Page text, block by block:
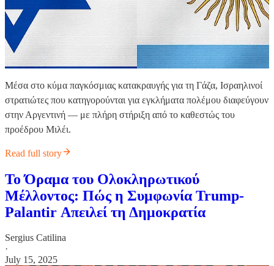
Μέσα στο κύμα παγκόσμιας κατακραυγής για τη Γάζα, Ισραηλινοί
στρατιώτες που κατηγορούνται για εγκλήματα πολέμου διαφεύγουν
στην Αργεντινή — με πλήρη στήριξη από το καθεστώς του
προέδρου Μιλέι.
Read full story
Το Όραμα του Ολοκληρωτικού
Μέλλοντος: Πώς η Συμφωνία Trump-
Palantir Απειλεί τη Δημοκρατία
Sergius Catilina
·
July 15, 2025